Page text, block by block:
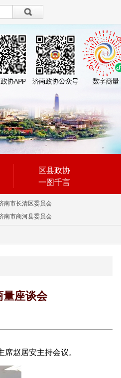
繁體
区县政协
一图千言
南市长清区委员会
南市商河县委员会
量座谈会
赵居安主持会议。